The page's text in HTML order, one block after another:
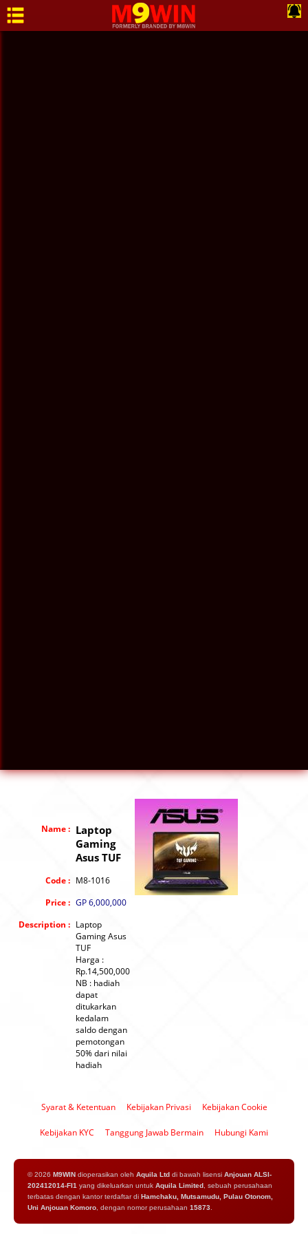
Name : Laptop
Gaming
Asus TUF
Code : M8-1016
Price : GP 6,000,000
Description : Laptop
Gaming Asus
TUF
Harga :
Rp.14,500,000
NB : hadiah
dapat
ditukarkan
kedalam
saldo dengan
pemotongan
50% dari nilai
hadiah
Syarat & Ketentuan Kebijakan Privasi Kebijakan Cookie
Kebijakan KYC Tanggung Jawab Bermain Hubungi Kami
© 2026 M9WIN dioperasikan oleh Aquila Ltd di bawah lisensi Anjouan ALSI-
202412014-FI1 yang dikeluarkan untuk Aquila Limited , sebuah perusahaan
terbatas dengan kantor terdaftar di Hamchaku, Mutsamudu, Pulau Otonom,
Uni Anjouan Komoro , dengan nomor perusahaan 15873